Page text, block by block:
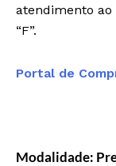
atendimento ao
“F”.
Portal de
Modalidade: